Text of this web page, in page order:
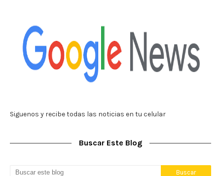
Siguenos y recibe todas las noticias en tu celular
Buscar Este Blog